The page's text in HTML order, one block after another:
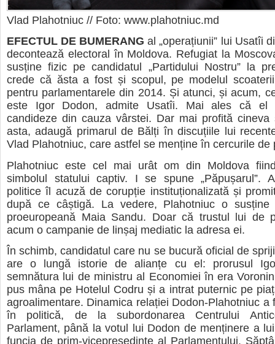
Vlad Plahotniuc // Foto: www.plahotniuc.md
EFECTUL DE BUMERANG al „operațiunii” lui Usatîi
decontează electoral în Moldova. Refugiat la
susține fizic pe candidatul „Partidului Nostru” la
crede că ăsta a fost și scopul, pe modelul
pentru parlamentarele din 2014. Și atunci, și acum,
este Igor Dodon, admite Usatîi. Mai ales că el
candideze din cauza vârstei. Dar mai profită cineva
asta, adaugă primarul de Bălți în discuțiile lui
Vlad Plahotniuc, care astfel se menține în cercurile de
Plahotniuc este cel mai urât om din Moldova
simbolul statului captiv. I se spune „Păpușarul”.
politice îl acuză de corupție instituționalizată și
după ce câștigă. La vedere, Plahotniuc o susține
proeuropeană Maia Sandu. Doar că trustul lui de
acum o campanie de linșaj mediatic la adresa ei.
În schimb, candidatul care nu se bucură oficial de
are o lungă istorie de alianțe cu el: prorusul
semnătura lui de ministru al Economiei în era
pus mâna pe Hotelul Codru și a intrat puternic pe
agroalimentare. Dinamica relației Dodon-Plahotniuc a
în politică, de la subordonarea Centrului
Parlament, până la votul lui Dodon de menținere a
funcia de prim-vicepreședinte al Parlamentului.